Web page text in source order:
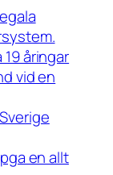
åringar
vid en
en allt